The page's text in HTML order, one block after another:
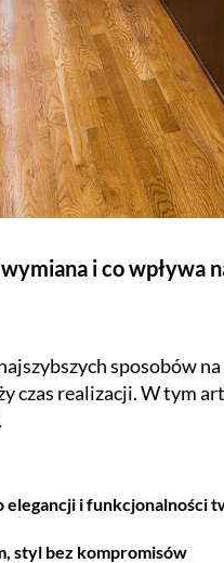
i co wpływa
sposobów
czas realizacji. W tym
i funkcjonalności
styl bez kompromisów